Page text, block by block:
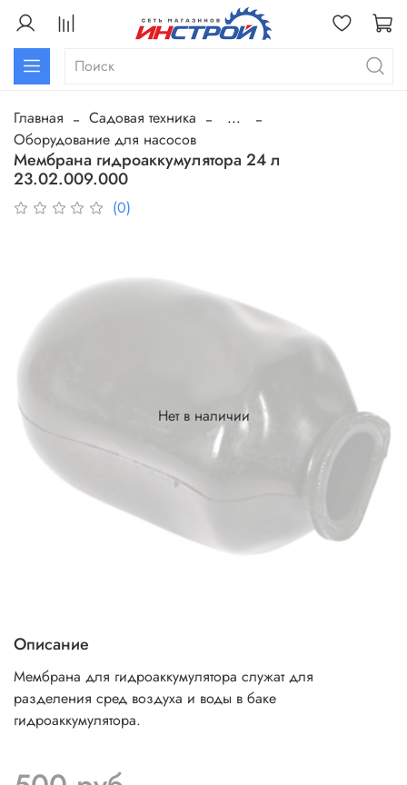
Главная Садовая техника
...
Оборудование для насосов
Мембрана гидроаккумулятора 24 л
23.02.009.000
(0)
Нет в наличии
Описание
Мембрана для гидроаккумулятора служат для
разделения сред воздуха и воды в баке
гидроаккумулятора.